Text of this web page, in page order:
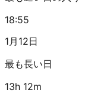
18:55
1月12日
最も長い日
13h 12m